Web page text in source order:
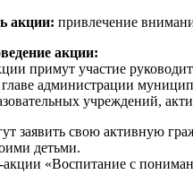
акции: привлечение
акции:
примут участие
администрации
учреждений,
заявить свою активную
детьми.
«Воспитание с